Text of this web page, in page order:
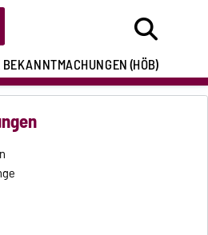
BEKANNTMACHUNGEN(HÖB)